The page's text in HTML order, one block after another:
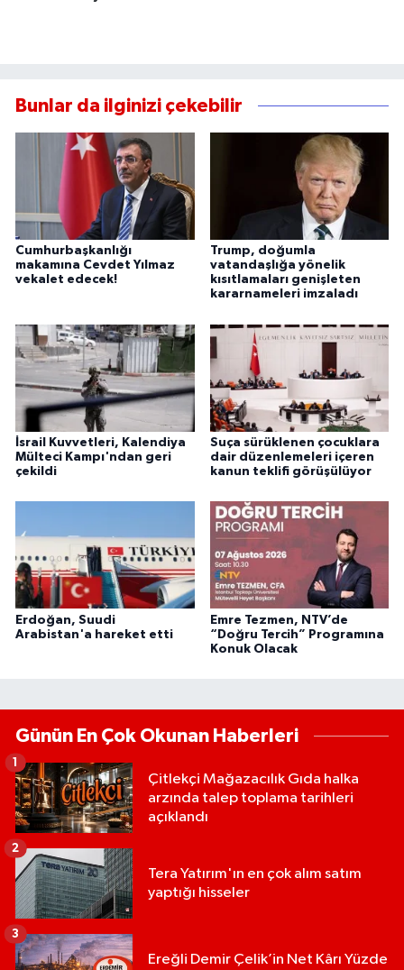
Bunlar da ilginizi çekebilir
Cumhurbaşkanlığı
makamına Cevdet Yılmaz
vekalet edecek!
Trump, doğumla
vatandaşlığa yönelik
kısıtlamaları genişleten
kararnameleri imzaladı
İsrail Kuvvetleri, Kalendiya
Mülteci Kampı'ndan geri
çekildi
Suça sürüklenen çocuklara
dair düzenlemeleri içeren
kanun teklifi görüşülüyor
Erdoğan, Suudi
Arabistan'a hareket etti
Emre Tezmen, NTV’de
“Doğru Tercih” Programına
Konuk Olacak
Günün En Çok Okunan Haberleri
Çitlekçi Mağazacılık Gıda halka
arzında talep toplama tarihleri
açıklandı
1
Tera Yatırım'ın en çok alım satım
yaptığı hisseler
2
Ereğli Demir Çelik’in Net Kârı Yüzde
3